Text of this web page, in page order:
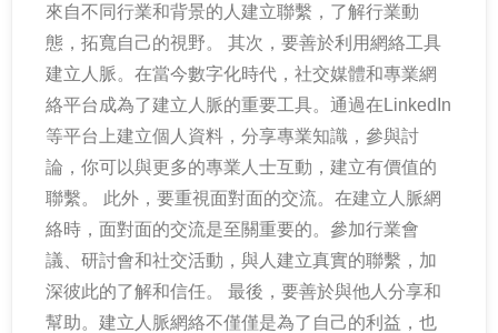
來自不同行業和背景的人建立聯繫，了解行業動
態，拓寬自己的視野。 其次，要善於利用網絡工具
建立人脈。在當今數字化時代，社交媒體和專業網
絡平台成為了建立人脈的重要工具。通過在LinkedIn
等平台上建立個人資料，分享專業知識，參與討
論，你可以與更多的專業人士互動，建立有價值的
聯繫。 此外，要重視面對面的交流。在建立人脈網
絡時，面對面的交流是至關重要的。參加行業會
議、研討會和社交活動，與人建立真實的聯繫，加
深彼此的了解和信任。 最後，要善於與他人分享和
幫助。建立人脈網絡不僅僅是為了自己的利益，也